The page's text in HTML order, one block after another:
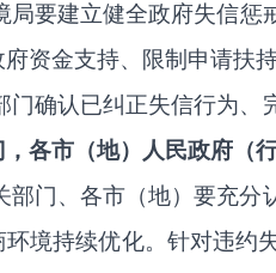
局要建立健全政府失信惩
资金支持、限制申请扶
门确认已纠正失信行为、
各市（地）人民政府（
部门、各市（地）要充分
境持续优化。 针对违约